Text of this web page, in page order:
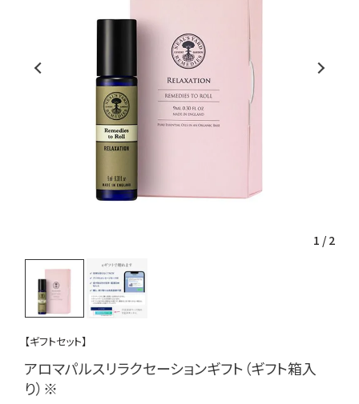
1 / 2
【ギフトセット】
アロマパルスリラクセーションギフト（ギフト箱入
り）※